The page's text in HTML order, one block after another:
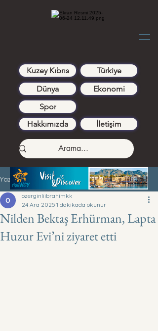
Kuzey Kıbrıs
Türkiye
Dünya
Ekonomi
Spor
Hakkımızda
İletişim
Yazı
Nilden Bektaş Erhürman, Lapta
Huzur Evi’ni ziyaret etti
ozerginliibrahimkk
24 Ara 2025 1 dakikada okunur